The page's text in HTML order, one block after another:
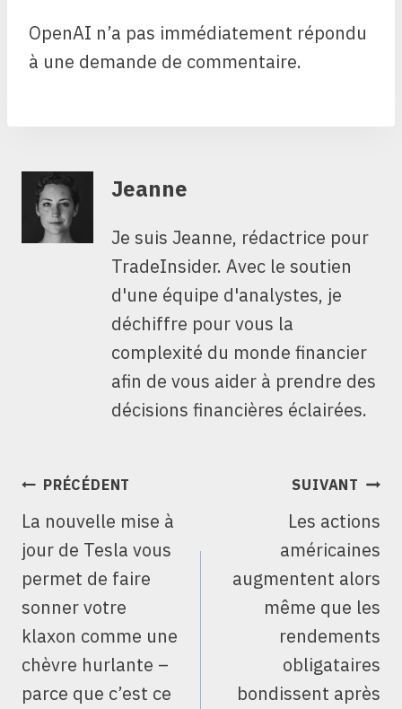
OpenAI n’a pas immédiatement répondu
à une demande de commentaire.
Jeanne
Je suis Jeanne, rédactrice pour
TradeInsider. Avec le soutien
d'une équipe d'analystes, je
déchiffre pour vous la
complexité du monde financier
afin de vous aider à prendre des
décisions financières éclairées.
NAVIGATION
L’ARTICLE
PRÉCÉDENT
La nouvelle mise à
jour de Tesla vous
permet de faire
sonner votre
klaxon comme une
chèvre hurlante –
parce que c’est ce
SUIVANT
Les actions
américaines
augmentent alors
même que les
rendements
obligataires
bondissent après